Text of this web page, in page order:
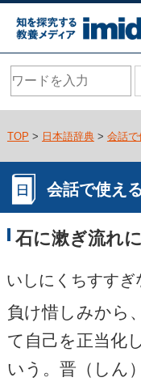
TOP > 日本語辞典> 会話で
会話で使え
石に漱ぎ流れ
いしにくちすす
負け惜しみから
て自己を正当化
いう。晋（しん